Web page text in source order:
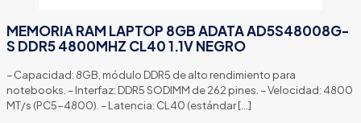
MEMORIA RAM LAPTOP 8GB ADATA AD5S48008G-
S DDR5 4800MHZ CL40 1.1V NEGRO
– Capacidad: 8GB, módulo DDR5 de alto rendimiento para
notebooks. – Interfaz: DDR5 SODIMM de 262 pines. – Velocidad: 4800
MT/s (PC5-4800). – Latencia: CL40 (estándar[…]